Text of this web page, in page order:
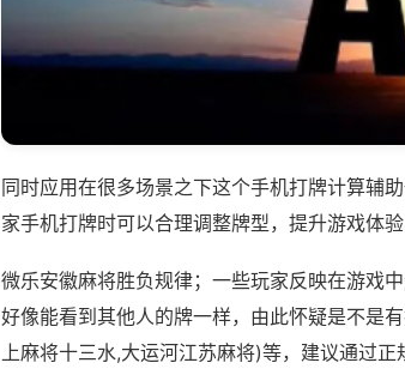
同时应用在很多场景之下这个手机打牌计算辅
家手机打牌时可以合理调整牌型，提升游戏体
微乐安徽麻将胜负规律；一些玩家反映在游戏
好像能看到其他人的牌一样，由此怀疑是不是
上麻将十三水,大运河江苏麻将)等，建议通过正